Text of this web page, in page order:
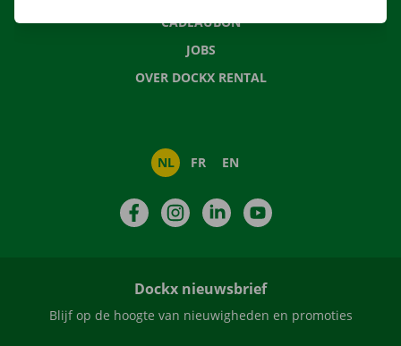
CADEAUBON
JOBS
OVER DOCKX RENTAL
NL FR EN
FacebookInstagramLinkedIn
Dockx nieuwsbrief
Blijf op de hoogte van nieuwigheden en promoties